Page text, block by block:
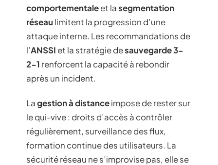
comportementaleet lasegmentation
réseau limitent la progression d’une
attaque interne. Les recommandations de
l’ANSSI et la stratégie desauvegarde 3-
2-1 renforcent la capacité à rebondir
après un incident.
Lagestion à distanceimpose de rester sur
le qui-vive : droits d’accès à contrôler
régulièrement, surveillance des flux,
formation continue des utilisateurs. La
sécurité réseau ne s’improvise pas, elle se